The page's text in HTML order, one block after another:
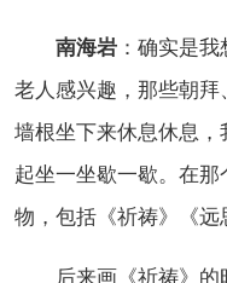
南海岩 ：确实是
老人感兴趣，那些朝拜
墙根坐下来休息休息
起坐一坐歇一歇。在
物，包括《祈祷》《远
后来画《祈祷》